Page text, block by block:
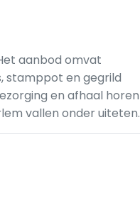
aanbod omvat
stamppot en gegrild
en afhaal horen
vallen onder uiteten.